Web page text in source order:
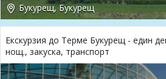
Букурещ, Букурещ
Екскурзия до Терме Букурещ - един
нощ., закуска, транспорт